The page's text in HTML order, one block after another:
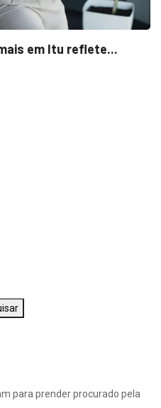
para prender procurado pela